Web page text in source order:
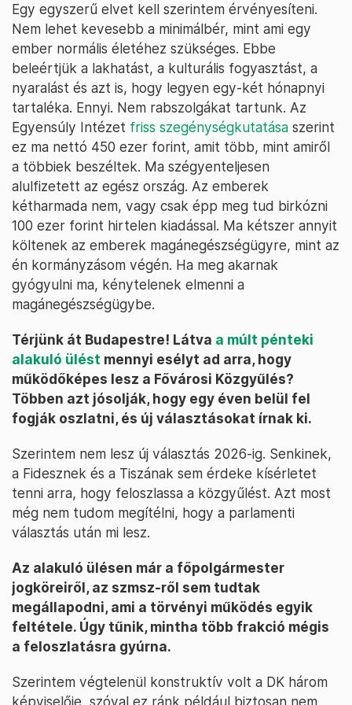
Egy egyszerű elvet kell szerintem érvényesíteni.
Nem lehet kevesebb a minimálbér, mint ami egy
ember normális életéhez szükséges. Ebbe
beleértjük a lakhatást, a kulturális fogyasztást, a
nyaralást és azt is, hogy legyen egy-két hónapnyi
tartaléka. Ennyi. Nem rabszolgákat tartunk. Az
Egyensúly Intézet friss szegénységkutatása szerint
ez ma nettó 450 ezer forint, amit több, mint amiről
a többiek beszéltek. Ma szégyenteljesen
alulfizetett az egész ország. Az emberek
kétharmada nem, vagy csak épp meg tud birkózni
100 ezer forint hirtelen kiadással. Ma kétszer annyit
költenek az emberek magánegészségügyre, mint az
én kormányzásom végén. Ha meg akarnak
gyógyulni ma, kénytelenek elmenni a
magánegészségügybe.
Térjünk át Budapestre! Látva a múlt pénteki
alakuló ülést mennyi esélyt ad arra, hogy
működőképes lesz a Fővárosi Közgyűlés?
Többen azt jósolják, hogy egy éven belül fel
fogják oszlatni, és új választásokat írnak ki.
Szerintem nem lesz új választás 2026-ig. Senkinek,
a Fidesznek és a Tiszának sem érdeke kísérletet
tenni arra, hogy feloszlassa a közgyűlést. Azt most
még nem tudom megítélni, hogy a parlamenti
választás után mi lesz.
Az alakuló ülésen már a főpolgármester
jogköreiről, az szmsz-ről sem tudtak
megállapodni, ami a törvényi működés egyik
feltétele. Úgy tűnik, mintha több frakció mégis
a feloszlatásra gyúrna.
Szerintem végtelenül konstruktív volt a DK három
képviselője, szóval ez ránk például biztosan nem